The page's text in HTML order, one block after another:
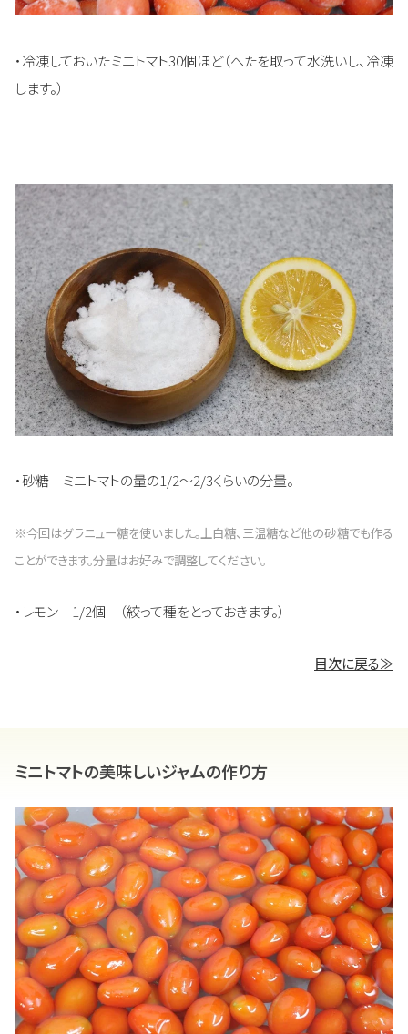
・冷凍しておいたミニトマト30個ほど（へたを取って水洗いし、冷凍
します。）
・砂糖 ミニトマトの量の1/2～2/3くらいの分量。
※今回はグラニュー糖を使いました。上白糖、三温糖など他の砂糖でも作る
ことができます。分量はお好みで調整してください。
・レモン 1/2個 （絞って種をとっておきます。）
目次に戻る≫
ミニトマトの美味しいジャムの作り方